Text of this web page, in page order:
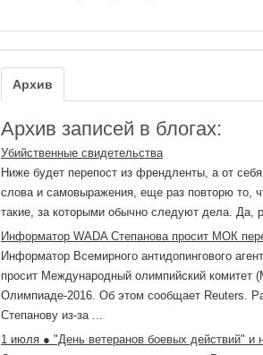
Архив
Архив записей в блогах:
Убийственные свидетельства
Ниже будет перепост из френдленты, а от
слова и самовыражения, еще раз повторю то,
такие, за которыми обычно следуют дела. Да,
Информатор WADA Степанова просит МОК
Информатор Всемирного антидопингового
просит Международный олимпийский комитет
Олимпиаде-2016. Об этом сообщает Reuters.
Степанову из-за ...
1 июля ● "День ветеранов боевых действий" и